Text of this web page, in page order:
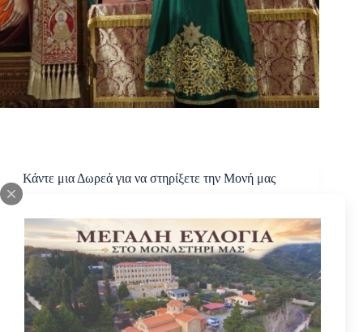
Κάντε μια Δωρεά για να στηρίξετε την Μονή μας